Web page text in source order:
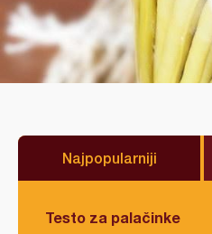
Najpopularniji
Testo za palačinke